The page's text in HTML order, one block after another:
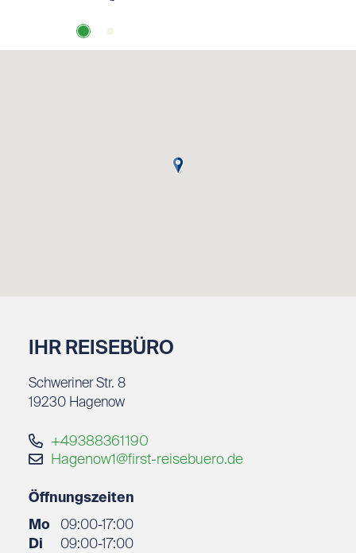
IHR REISEBÜRO
Schweriner Str. 8
19230 Hagenow
+49388361190
Hagenow1@first-reisebuero.de
Öffnungszeiten
Mo
09:00-17:00
Di
09:00-17:00